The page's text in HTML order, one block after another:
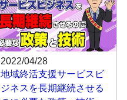
2022/04/28
地域終活支援サービスビ
ジネスを長期継続させる